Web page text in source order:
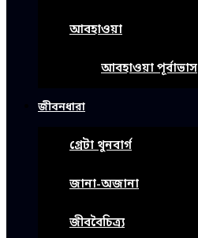
আবহাওয়া
আবহাওয়া পূর্বাভাস
জীবনধারা
গ্রেটা থুনবার্গ
জানা-অজানা
জীববৈচিত্র্য